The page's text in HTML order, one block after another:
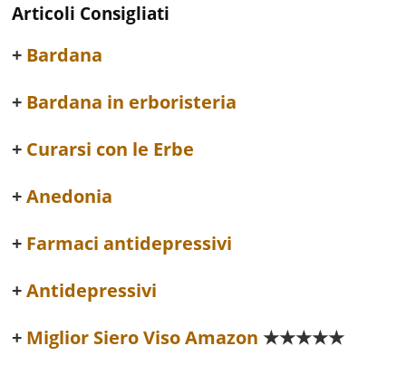
Articoli Consigliati
Bardana
Bardana in erboristeria
Curarsi con le Erbe
Anedonia
Farmaci antidepressivi
Antidepressivi
Miglior Siero Viso Amazon ★★★★★